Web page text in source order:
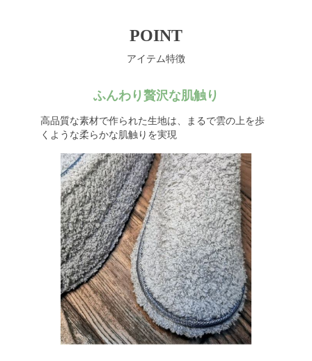
POINT
アイテム特徴
ふんわり贅沢な肌触り
高品質な素材で作られた生地は、まるで雲の上を歩
くような柔らかな肌触りを実現